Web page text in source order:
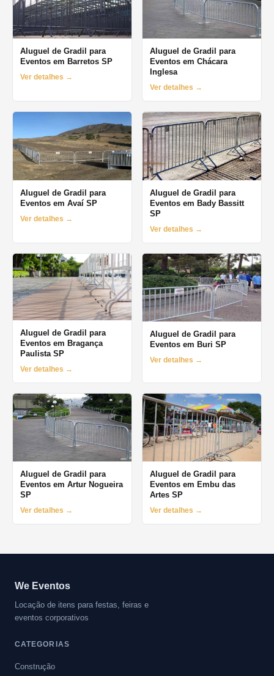
Aluguel de Gradil para
Eventos em Barretos SP
Ver detalhes →
Aluguel de Gradil para
Eventos em Chácara
Inglesa
Ver detalhes →
Aluguel de Gradil para
Eventos em Avaí SP
Ver detalhes →
Aluguel de Gradil para
Eventos em Bady Bassitt
SP
Ver detalhes →
Aluguel de Gradil para
Eventos em Bragança
Paulista SP
Ver detalhes →
Aluguel de Gradil para
Eventos em Buri SP
Ver detalhes →
Aluguel de Gradil para
Eventos em Artur Nogueira
SP
Ver detalhes →
Aluguel de Gradil para
Eventos em Embu das
Artes SP
Ver detalhes →
We Eventos
Locação de itens para festas, feiras e
eventos corporativos
CATEGORIAS
Construção